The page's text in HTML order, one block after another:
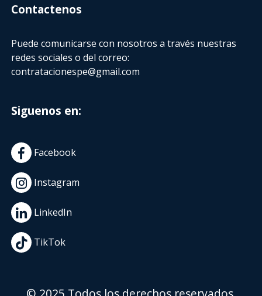
Contactenos
Puede comunicarse con nosotros a través nuestras
redes sociales o del correo:
contratacionespe@gmail.com
Siguenos en:
Facebook
Instagram
LinkedIn
TikTok